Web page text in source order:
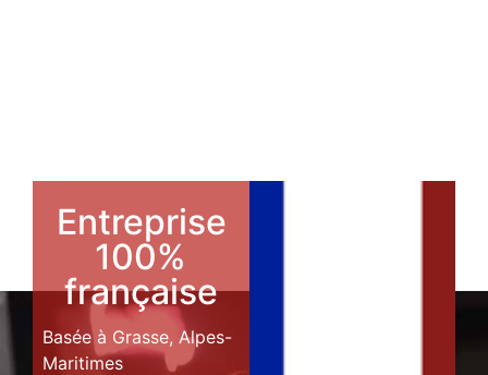
Entreprise
100%
française
Basée à Grasse, Alpes-
Maritimes